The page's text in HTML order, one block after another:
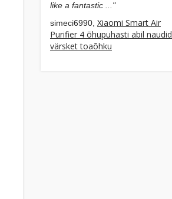
like a fantastic ..."
simeci6990, Xiaomi Smart Air
Purifier 4 õhupuhasti abil naudid
värsket toaõhku